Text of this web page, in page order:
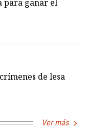
para ganar el
de lesa
Ver más